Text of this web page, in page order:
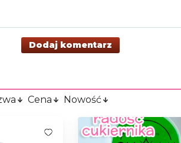
Dodaj komentarz
Cena Nowość